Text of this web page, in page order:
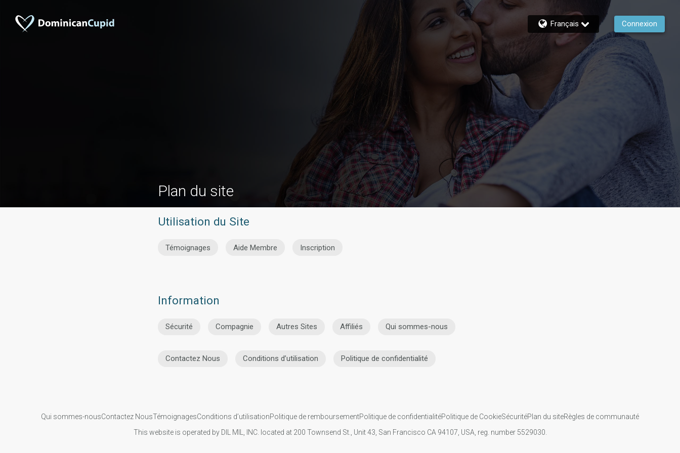
Français Connexion
Plan du site
Utilisation du Site
Témoignages Aide Membre Inscription
Information
Sécurité Compagnie Autres Sites Affiliés Qui sommes-nous
Contactez Nous Conditions d’utilisation Politique de confidentialité
Qui sommes-nousContactez NousTémoignagesConditions d’utilisationPolitique de remboursementPolitique de confidentialitéPolitique de CookieSécuritéPlan du siteRègles de communauté
This website is operated by DIL MIL, INC. located at 200 Townsend St., Unit 43, San Francisco CA 94107, USA, reg. number 5529030.